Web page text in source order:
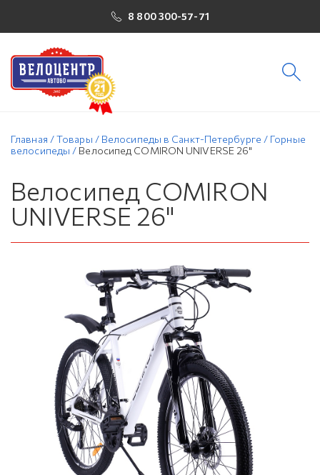
8 800 300-57-71
Главная /Товары / Велосипеды в Санкт-Петербурге / Горные
велосипеды / Велосипед COMIRON UNIVERSE 26"
Велосипед COMIRON
UNIVERSE 26"